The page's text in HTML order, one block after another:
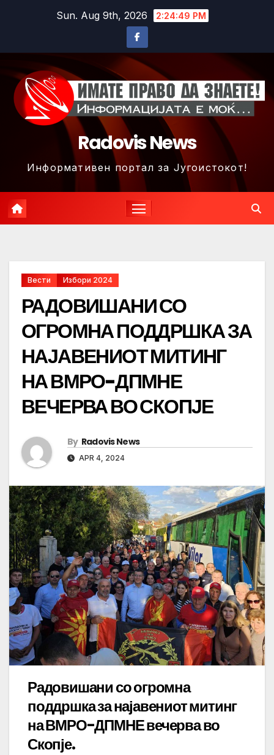
Sun. Aug 9th, 2026 2:24:52 PM
Radovis News
Информативен портал за Југоистокот!
Вести Избори 2024
РАДОВИШАНИ СО
ОГРОМНА ПОДДРШКА ЗА
НАЈАВЕНИОТ МИТИНГ
НА ВМРО-ДПМНЕ
ВЕЧЕРВА ВО СКОПЈЕ
By Radovis News
APR 4, 2024
Радовишани со огромна
поддршка за најавениот митинг
на ВМРО-ДПМНЕ вечерва во
Скопје.